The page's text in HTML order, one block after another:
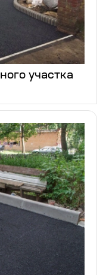
участка